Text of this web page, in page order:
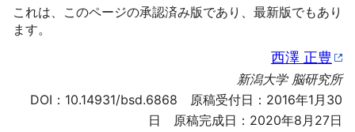
これは、このページの承認済み版であり、最新版でもあり
ます。
西澤 正豊
新潟大学 脳研究所
DOI： 10.14931/bsd.6868 原稿受付日：2016年1月30
日 原稿完成日：2020年8月27日